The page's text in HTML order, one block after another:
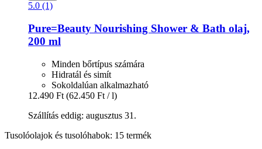
5.0 (1)
Pure=Beauty Nourishing Shower & Bath olaj,
200 ml
Minden bőrtípus számára
Hidratál és simít
Sokoldalúan alkalmazható
12.490 Ft (62.450 Ft / l)
Szállítás eddig: augusztus 31.
Tusolóolajok és tusolóhabok: 15 termék